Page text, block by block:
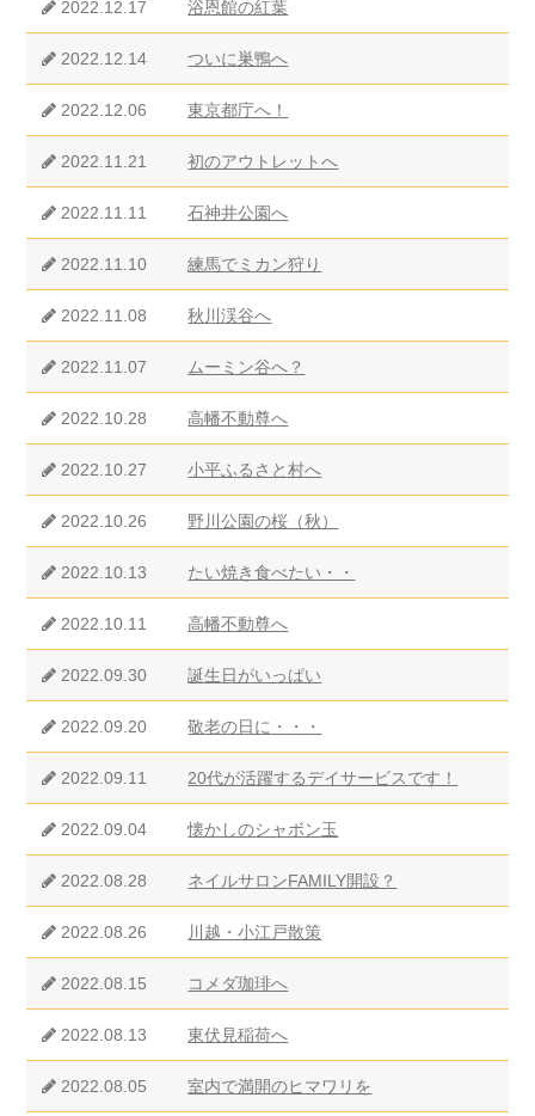
2022.12.17 浴恩館の紅葉
2022.12.14 ついに巣鴨へ
2022.12.06 東京都庁へ！
2022.11.21 初のアウトレットへ
2022.11.11 石神井公園へ
2022.11.10 練馬でミカン狩り
2022.11.08 秋川渓谷へ
2022.11.07 ムーミン谷へ？
2022.10.28 高幡不動尊へ
2022.10.27 小平ふるさと村へ
2022.10.26 野川公園の桜（秋）
2022.10.13 たい焼き食べたい・・
2022.10.11 高幡不動尊へ
2022.09.30 誕生日がいっぱい
2022.09.20 敬老の日に・・・
2022.09.11 20代が活躍するデイサービスです！
2022.09.04 懐かしのシャボン玉
2022.08.28 ネイルサロンFAMILY開設？
2022.08.26 川越・小江戸散策
2022.08.15 コメダ珈琲へ
2022.08.13 東伏見稲荷へ
2022.08.05 室内で満開のヒマワリを